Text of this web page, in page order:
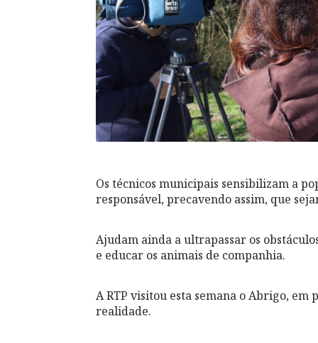
Os técnicos municipais sensibilizam a
responsável, precavendo assim, que
Ajudam ainda a ultrapassar os
e educar os animais de companhia.
A RTP visitou esta semana o Abrigo,
realidade.